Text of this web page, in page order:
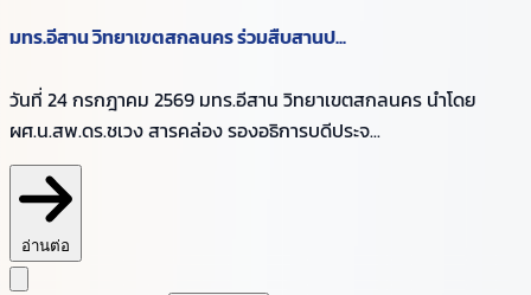
มทร.อีสาน วิทยาเขตสกลนคร ร่วมสืบสานป...
วันที่ 24 กรกฎาคม 2569 มทร.อีสาน วิทยาเขตสกลนคร นำโดย
ผศ.น.สพ.ดร.ชเวง สารคล่อง รองอธิการบดีประจ...
อ่านต่อ